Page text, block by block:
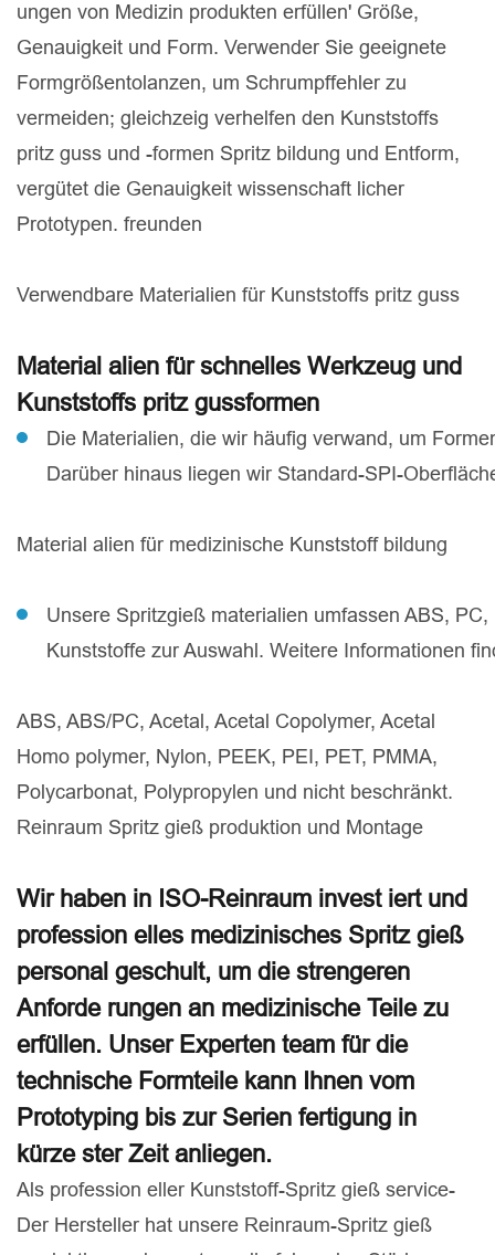
ungen von Medizin produkten erfüllen' Größe,
Genauigkeit und Form. Verwender Sie geeignete
Formgrößentolanzen, um Schrumpffehler zu
vermeiden; gleichzeig verhelfen den Kunststoffs
pritz guss und -formen Spritz bildung und Entform,
vergütet die Genauigkeit wissenschaft licher
Prototypen. freunden
Verwendbare Materialien für Kunststoffs pritz guss
Material alien für schnelles Werkzeug und
Kunststoffs pritz gussformen
Die Materialien, die wir häufig verwand, um
Darüber hinaus liegen wir Standard-SPI-
Material alien für medizinische Kunststoff bildung
Unsere Spritzgieß materialien umfassen ABS,
Kunststoffe zur Auswahl. Weitere Informationen
ABS, ABS/PC, Acetal, Acetal Copolymer, Acetal
Homo polymer, Nylon, PEEK, PEI, PET, PMMA,
Polycarbonat, Polypropylen und nicht beschränkt.
Reinraum Spritz gieß produktion und Montage
Wir haben in ISO-Reinraum invest iert und
profession elles medizinisches Spritz gieß
personal geschult, um die strengeren
Anforde rungen an medizinische Teile zu
erfüllen. Unser Experten team für die
technische Formteile kann Ihnen vom
Prototyping bis zur Serien fertigung in
kürze ster Zeit anliegen.
Als profession eller Kunststoff-Spritz gieß service-
Der Hersteller hat unsere Reinraum-Spritz gieß